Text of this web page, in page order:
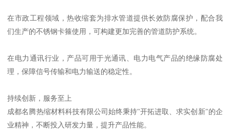
在市政工程领域，热收缩套为排水管道提供长效防腐保护，配合我
们生产的不锈钢卡箍使用，可构建更加完善的管道防护系统。
在电力通讯行业，产品可用于光通讯、电力电气产品的绝缘防腐处
理，保障信号传输和电力输送的稳定性。
持续创新，服务至上
成都名腾热缩材料科技有限公司始终秉持"开拓进取、求实创新"的企
业精神，不断投入研发力量，提升产品性能。